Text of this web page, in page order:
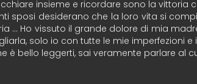
insieme e ricordare sono la vittoria
sposi desiderano che la loro vita si
… Ho vissuto il grande dolore di mia
solo io con tutte le mie imperfezioni
è bello leggerti, sai veramente parlare al